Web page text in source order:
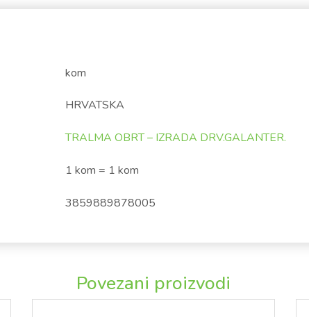
kom
HRVATSKA
TRALMA OBRT – IZRADA DRV.GALANTER.
1 kom = 1 kom
3859889878005
Povezani proizvodi